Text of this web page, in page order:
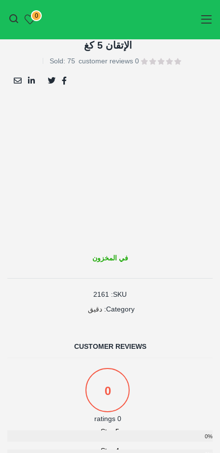
أتمم الطلب
0
الإتقان 5 كغ
0
customer reviews
Sold: 75
في المخزون
SKU:
2161
Category: دقيق
CUSTOMER REVIEWS
0
0 ratings
5 Star
0%
4 Star